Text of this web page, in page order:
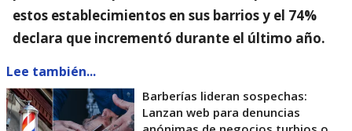
estos establecimientos en sus barrios y el 74%
declara que incrementó durante el último año.
Lee también...
Barberías lideran sospechas:
Lanzan web para denuncias